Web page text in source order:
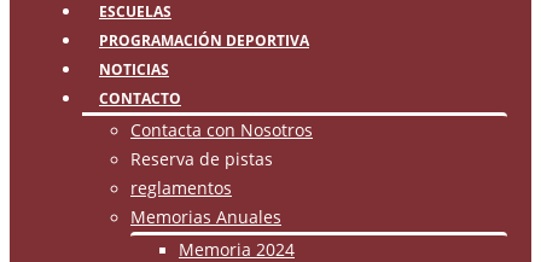
ESCUELAS
PROGRAMACIÓN DEPORTIVA
NOTICIAS
CONTACTO
Contacta con Nosotros
Reserva de pistas
reglamentos
Memorias Anuales
Memoria 2024